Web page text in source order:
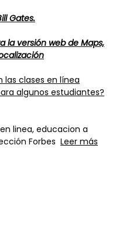
Gates.
la versión web de Maps,
las clases en línea
algunos estudiantes?
linea, educacion a
Forbes Leer más